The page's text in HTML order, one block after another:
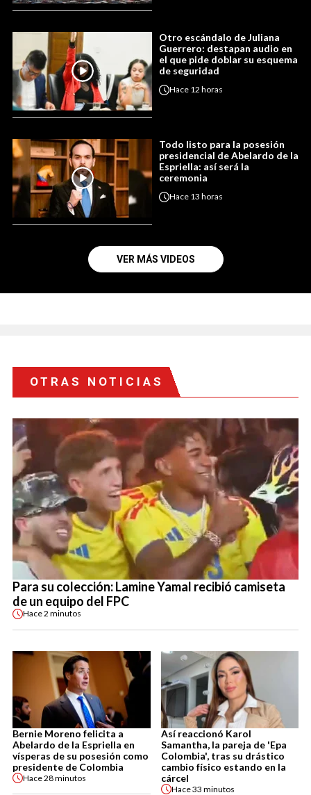
Otro escándalo de Juliana
Guerrero: destapan audio en
el que pide doblar su esquema
de seguridad
Hace 12 horas
Todo listo para la posesión
presidencial de Abelardo de la
Espriella: así será la
ceremonia
Hace 13 horas
VER MÁS VIDEOS
OTRAS NOTICIAS
Para su colección: Lamine Yamal recibió camiseta
de un equipo del FPC
Hace2 minutos
Bernie Moreno felicita a
Abelardo de la Espriella en
vísperas de su posesión como
presidente de Colombia
Hace28 minutos
Así reaccionó Karol
Samantha, la pareja de 'Epa
Colombia', tras su drástico
cambio físico estando en la
cárcel
Hace33 minutos